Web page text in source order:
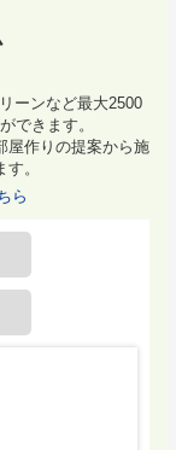
ーンなど最大2500
できます。
屋作りの提案から施
。
ら